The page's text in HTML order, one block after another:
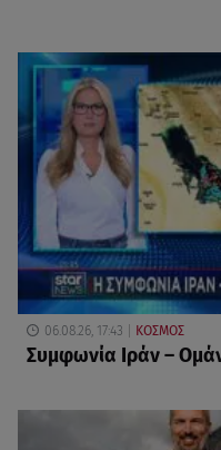
06.08.26, 17:43 ΚΟΣΜΟΣ
Συμφωνία Ιράν –